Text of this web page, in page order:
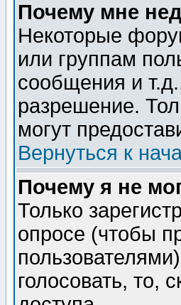
Почему мне
Некоторые
или группам
сообщения и
разрешение.
могут
Вернуться к
Почему я не
Только
опросе (чтобы
голосовать, то,